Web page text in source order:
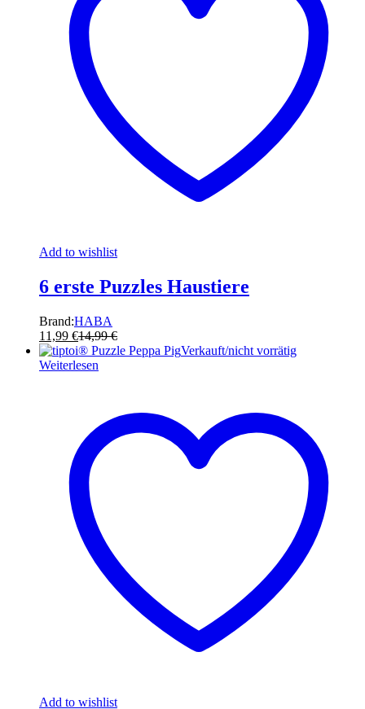
Add to wishlist
6 erste Puzzles Haustiere
Brand:HABA
11,99 €14,99€
Verkauft/nicht vorrätig
Weiterlesen
Add to wishlist